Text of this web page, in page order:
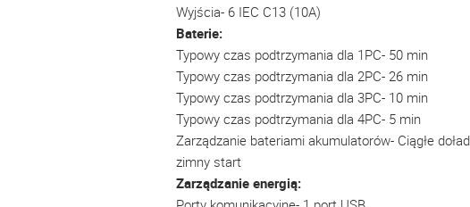
Wyjścia- 6 IEC C13 (10A)
Baterie:
Typowy czas podtrzymania dla 1PC- 50 min
Typowy czas podtrzymania dla 2PC- 26 min
Typowy czas podtrzymania dla 3PC- 10 min
Typowy czas podtrzymania dla 4PC- 5 min
Zarządzanie bateriami akumulatorów- Ciągłe
zimny start
Zarządzanie energią: